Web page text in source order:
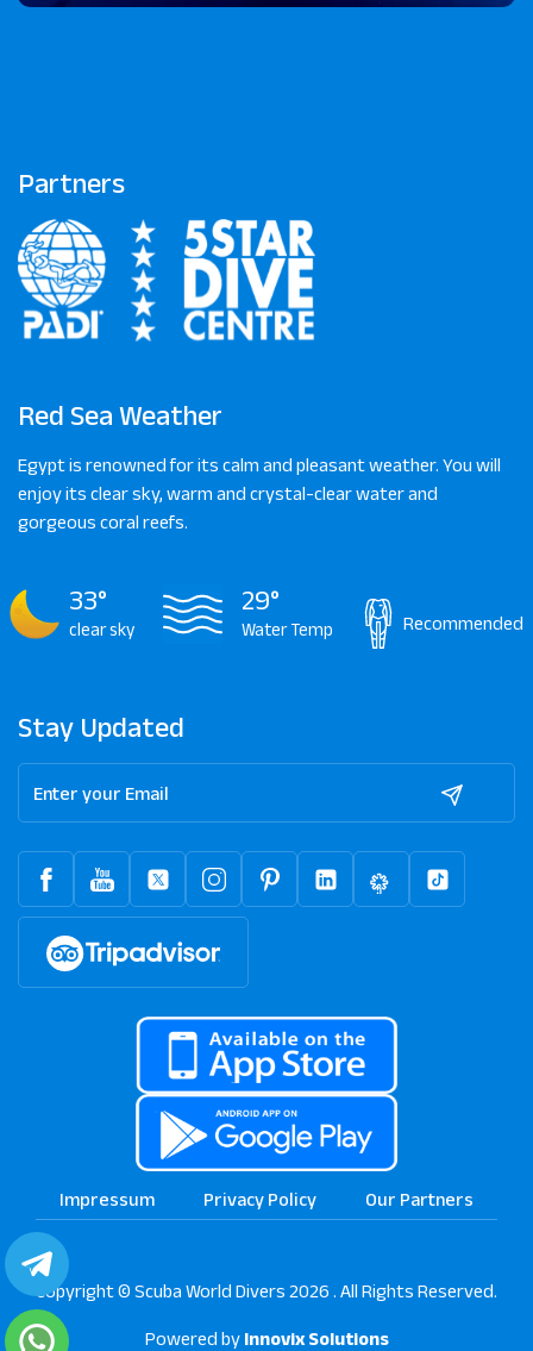
Partners
Red Sea Weather
Egypt is renowned for its calm and pleasant weather. You will
enjoy its clear sky, warm and crystal-clear water and
gorgeous coral reefs.
33°
clear sky
29°
Water Temp Recommended
Stay Updated
Impressum Privacy Policy Our Partners
Copyright © Scuba World Divers 2026 . All Rights Reserved.
Powered by Innovix Solutions